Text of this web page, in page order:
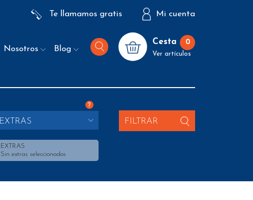
Te llamamos gratis Mi cuenta
Nosotros Blog
Cesta 0
Ver artículos
?
EXTRAS
EXTRAS
Sin extras seleccionados
FILTRAR